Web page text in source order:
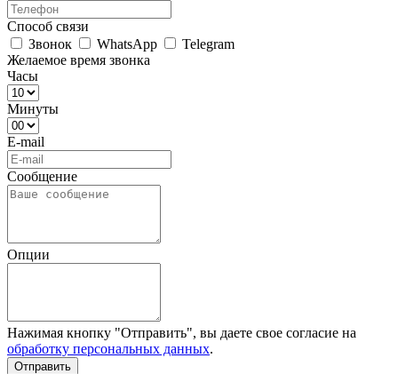
Способ связи
Звонок
WhatsApp
Telegram
Желаемое время звонка
Часы
Минуты
E-mail
Сообщение
Опции
Нажимая кнопку "Отправить", вы даете свое согласие на
обработку персональных данных.